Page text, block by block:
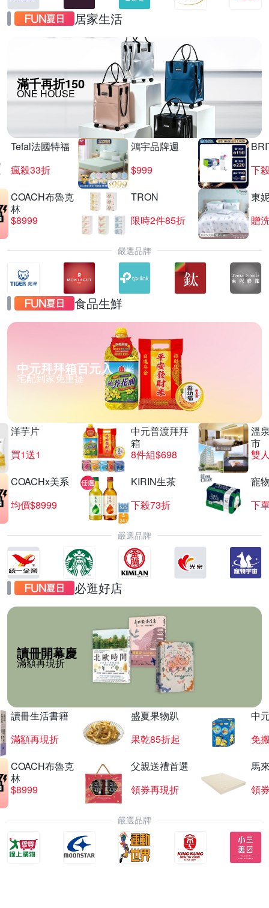
居家生活
滿千再折150
ONE HOUSE
Tefal法國特福
瘋殺33折
鴻宇品牌週
$999
下
COACH布魯克
林
$8999
TRON
限時2件85折
東
贈
嚴選品牌
食品生鮮
中元拜拜箱百元入
宅配到家免重提
洋芋片
買1送1
中元普渡拜拜
箱
8件組$698
溫
市
COACHx美系
均價$8999
KIRIN生茶
下殺73折
寵
下
嚴選品牌
必逛好店
讀冊開幕慶
滿額再現折
讀冊生活書籍
滿額再現折
盛夏果物趴
果乾85折起
中
免
COACH布魯克
林
$8999
父親送禮首選
領券再現折
馬
領
嚴選品牌